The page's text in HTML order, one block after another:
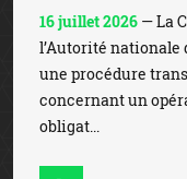
16 juillet 2026 — La
l’Autorité nationale
une procédure
concernant un
obligat...